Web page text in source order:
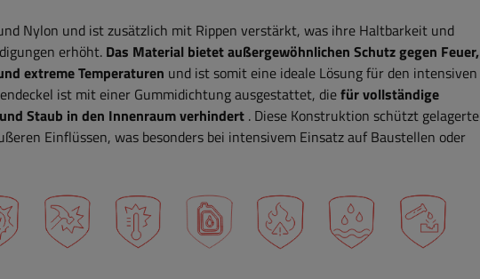
Nylon und ist zusätzlich mit Rippen verstärkt, was ihre Haltbarkeit und
erhöht. Das Material bietet außergewöhnlichen Schutz gegen Feuer,
extreme Temperaturen und ist somit eine ideale Lösung für den intensiven
ist mit einer Gummidichtung ausgestattet, diefür vollständige
Staub in den Innenraum verhindert . Diese Konstruktion schützt gelagerte
Einflüssen, was besonders bei intensivem Einsatz auf Baustellen oder